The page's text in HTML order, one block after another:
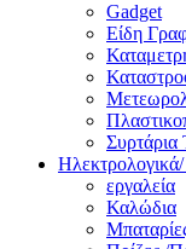
Gadget
Είδη
Συρτάρια
εργαλεία
Καλώδια